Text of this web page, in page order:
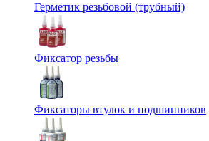
Герметик резьбовой (трубный)
Фиксатор резьбы
Фиксаторы втулок и подшипников